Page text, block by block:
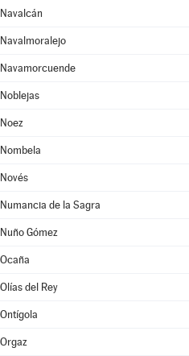
Navalcán
Navalmoralejo
Navamorcuende
Noblejas
Noez
Nombela
Novés
Numancia de la Sagra
Nuño Gómez
Ocaña
Olías del Rey
Ontígola
Orgaz